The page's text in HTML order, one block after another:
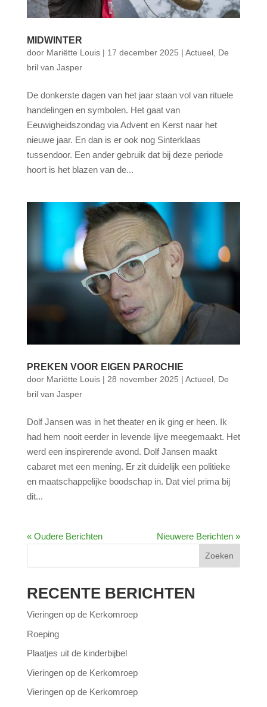
MIDWINTER
door Mariëtte Louis| 17 december 2025 | Actueel, De
bril van Jasper
De donkerste dagen van het jaar staan vol van rituele
handelingen en symbolen. Het gaat van
Eeuwigheidszondag via Advent en Kerst naar het
nieuwe jaar. En dan is er ook nog Sinterklaas
tussendoor. Een ander gebruik dat bij deze periode
hoort is het blazen van de...
PREKEN VOOR EIGEN PAROCHIE
door Mariëtte Louis| 28 november 2025 | Actueel, De
bril van Jasper
Dolf Jansen was in het theater en ik ging er heen. Ik
had hem nooit eerder in levende lijve meegemaakt. Het
werd een inspirerende avond. Dolf Jansen maakt
cabaret met een mening. Er zit duidelijk een politieke
en maatschappelijke boodschap in. Dat viel prima bij
dit...
« Oudere Berichten Nieuwere Berichten »
Zoeken
RECENTE BERICHTEN
Vieringen op de Kerkomroep
Roeping
Plaatjes uit de kinderbijbel
Vieringen op de Kerkomroep
Vieringen op de Kerkomroep